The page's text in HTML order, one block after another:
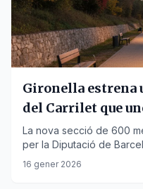
Gironella estrena
del Carrilet que
Viladomiu Nou
La nova secció de 600
per la Diputació de
per a vianants i ciclistes.
16 gener 2026